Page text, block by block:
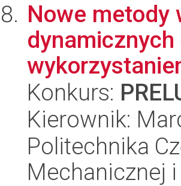
Nowe metody
Konkurs:
Kierownik:
Politechnika
Mechanicznej